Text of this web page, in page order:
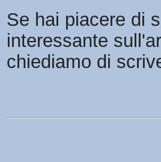
Se hai piacere di
interessante
chiediamo di